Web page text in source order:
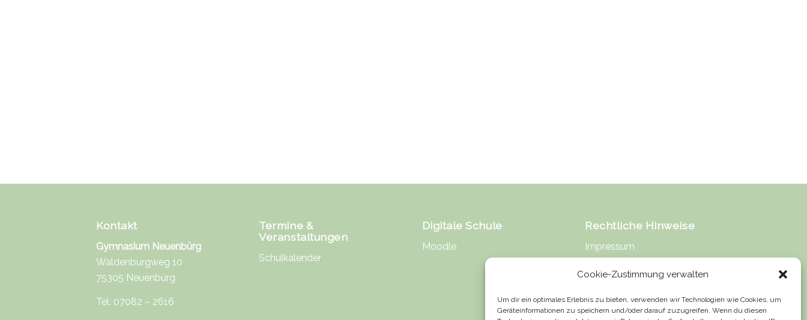
Cookie-Zustimmung verwalten
Um dir ein optimales Erlebnis zu bieten, verwenden wir Technologien wie Cookies, um
Geräteinformationen zu speichern und/oder darauf zuzugreifen. Wenn du diesen
Kontakt
Gymnasium Neuenbürg
Waldenburgweg 10
75305 Neuenbürg
Tel. 07082 – 2616
Termine &
Veranstaltungen
Schulkalender
Digitale Schule
Moodle
Rechtliche Hinweise
Impressum
Datenschutz